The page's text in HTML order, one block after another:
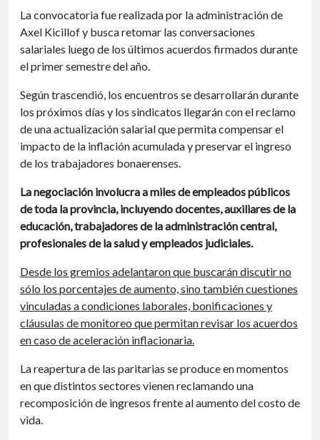
La convocatoria fue realizada por la administración de
Axel Kicillof y busca retomar las conversaciones
salariales luego de los últimos acuerdos firmados durante
el primer semestre del año.
Según trascendió, los encuentros se desarrollarán durante
los próximos días y los sindicatos llegarán con el reclamo
de una actualización salarial que permita compensar el
impacto de la inflación acumulada y preservar el ingreso
de los trabajadores bonaerenses.
La negociación involucra a miles de empleados públicos
de toda la provincia, incluyendo docentes, auxiliares de la
educación, trabajadores de la administración central,
profesionales de la salud y empleados judiciales.
Desde los gremios adelantaron que buscarán discutir no
sólo los porcentajes de aumento, sino también cuestiones
vinculadas a condiciones laborales, bonificaciones y
cláusulas de monitoreo que permitan revisar los acuerdos
en caso de aceleración inflacionaria.
La reapertura de las paritarias se produce en momentos
en que distintos sectores vienen reclamando una
recomposición de ingresos frente al aumento del costo de
vida.